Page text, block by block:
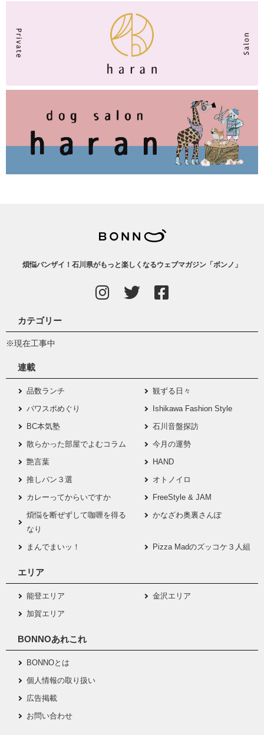
煩悩バンザイ！石川県がもっと楽しくなるウェブマガジン「ボンノ」
カテゴリー
※現在工事中
連載
品数ランチ
観ずる日々
パワスポめぐり
Ishikawa Fashion Style
BC本気塾
石川音盤探訪
散らかった部屋でよむコラム
今月の運勢
艶言葉
HAND
推しパン３選
オトノイロ
カレーってからいですか
FreeStyle & JAM
煩悩を断ぜずして咖喱を得る
なり
かなざわ奥裏さんぽ
まんでまいッ！ Pizza Madのズッコケ３人組
エリア
能登エリア
金沢エリア
加賀エリア
BONNOあれこれ
BONNOとは
個人情報の取り扱い
広告掲載
お問い合わせ